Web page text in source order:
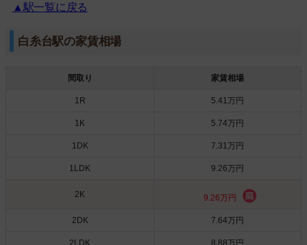
▲駅一覧に戻る
白糸台駅の家賃相場
間取り 家賃相場
1R 5.41万円
1K 5.74万円
1DK 7.31万円
1LDK 9.26万円
2K 9.26万円
2DK 7.64万円
2LDK 8.88万円